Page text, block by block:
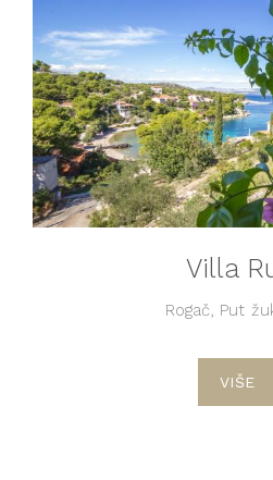
Villa
Rogač, Put
VIŠE